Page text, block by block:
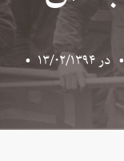
• در۱۳/۰۲/۱۳۹۴ •